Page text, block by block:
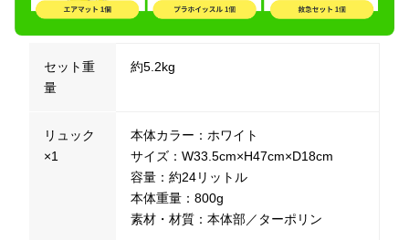
セット重
量
約5.2kg
リュック
×1
本体カラー：ホワイト
サイズ：W33.5cm×H47cm×D18cm
容量：約24リットル
本体重量：800g
素材・材質：本体部／ターポリン